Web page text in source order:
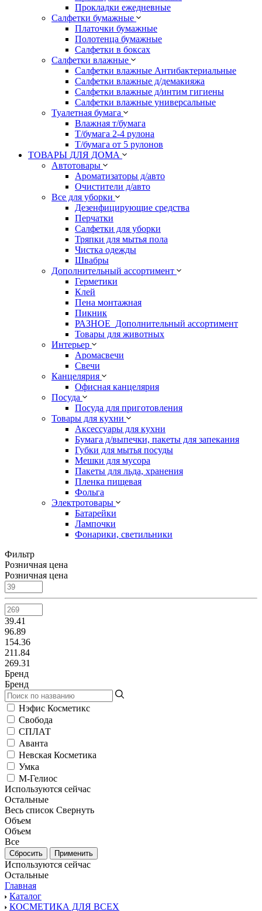
Прокладки ежедневные
Салфетки бумажные
Платочки бумажные
Полотенца бумажные
Салфетки в боксах
Салфетки влажные
Салфетки влажные Антибактериальные
Салфетки влажные д/демакияжа
Салфетки влажные д/интим гигиены
Салфетки влажные универсальные
Туалетная бумага
Влажная т/бумага
Т/бумага 2-4 рулона
Т/бумага от 5 рулонов
ТОВАРЫ ДЛЯ ДОМА
Автотовары
Ароматизаторы д/авто
Очистители д/авто
Все для уборки
Дезенфицирующие средства
Перчатки
Салфетки для уборки
Тряпки для мытья пола
Чистка одежды
Швабры
Дополнительный ассортимент
Герметики
Клей
Пена монтажная
Пикник
РАЗНОЕ_Дополнительный ассортимент
Товары для животных
Интерьер
Аромасвечи
Свечи
Канцелярия
Офисная канцелярия
Посуда
Посуда для приготовления
Товары для кухни
Аксессуары для кухни
Бумага д/выпечки, пакеты для запекания
Губки для мытья посуды
Мешки для мусора
Пакеты для льда, хранения
Пленка пищевая
Фольга
Электротовары
Батарейки
Лампочки
Фонарики, светильники
Фильтр
Розничная цена
Розничная цена
39.41
96.89
154.36
211.84
269.31
Бренд
Бренд
Нэфис Косметикс
Свобода
СПЛАТ
Аванта
Невская Косметика
Умка
М-Гелиос
Используются сейчас
Остальные
Весь список Свернуть
Объем
Объем
Все
Используются сейчас
Остальные
Главная
Каталог
КОСМЕТИКА ДЛЯ ВСЕХ